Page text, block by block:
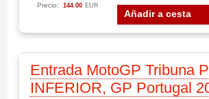
Añadir a cesta
Precio: 144.00 EUR
Entrada MotoGP Tribuna
INFERIOR, GP Portugal